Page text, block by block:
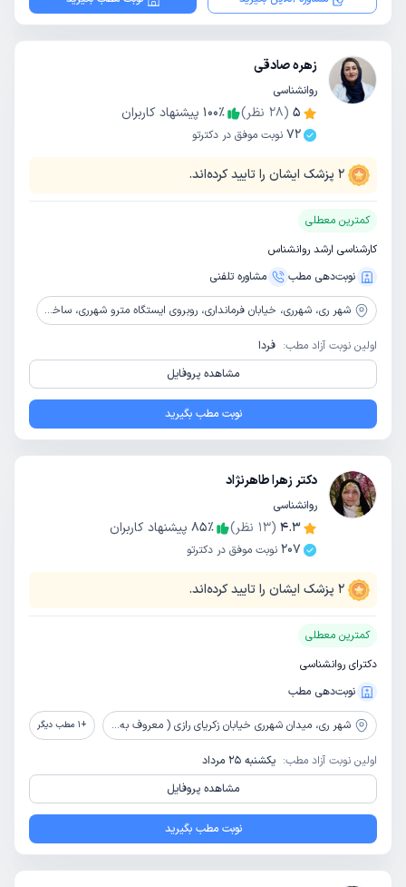
زهره صادقی
روانشناسی
5
(
28 نظر) 100٪
پیشنهاد کاربران
72 نوبت موفق در دکترتو
2 پزشک ایشان را تایید کرده‌اند.
کمترین معطلی
کارشناسی ارشد روانشناس
نوبت‌دهی مطب
مشاوره‌ تلفنی
شهر ری، شهرری، خیابان فرمانداری، روبروی ایستگاه مترو شهرری، ساختمان پزشکان نور، طبقه 2
اولین نوبت آزاد مطب: فردا
مشاهده پروفایل
نوبت مطب بگیرید
دکتر زهرا طاهرنژاد
روانشناسی
4.3
(
13 نظر) 85٪
پیشنهاد کاربران
207 نوبت موفق در دکترتو
2 پزشک ایشان را تایید کرده‌اند.
کمترین معطلی
دکترای روانشناسی
نوبت‌دهی مطب
شهر ری، میدان شهرری خیابان زکریای رازی ( معروف به 24 متری) خیابان پیلغوش ( جنب آزمایشگاه مرکزی ری) ساختمان پزشکان راگا پلاک 11 طبقه چهارم مرکز مشاوره زندگی شاد +
1 مطب دیگر
اولین نوبت آزاد مطب: یکشنبه 25 مرداد
مشاهده پروفایل
نوبت مطب بگیرید